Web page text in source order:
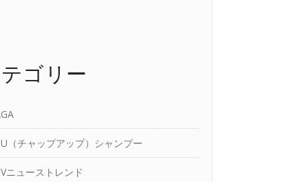
ゴリー
（チャップアップ）シャンプー
ニューストレンド